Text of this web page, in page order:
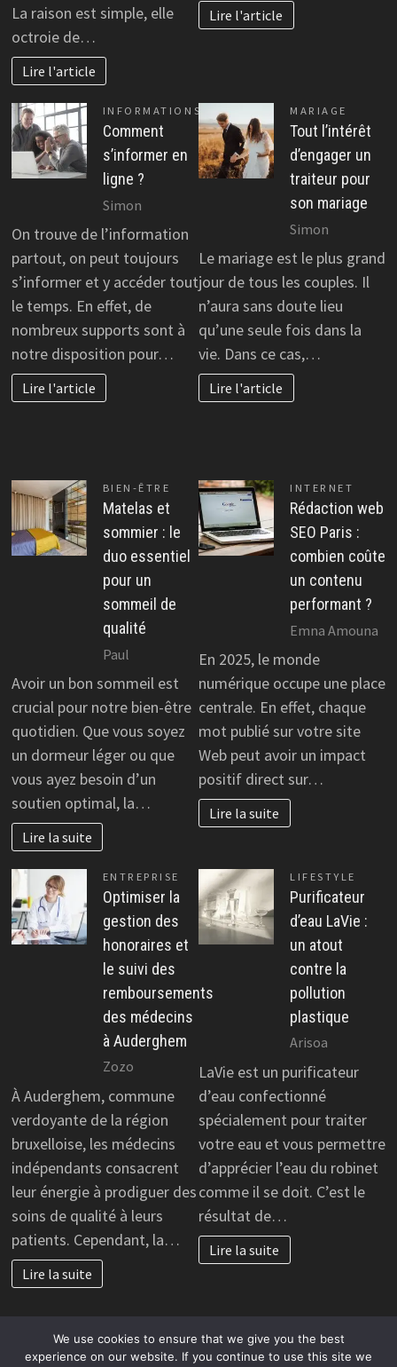
La raison est simple, elle
octroie de…
Lire l'article
Lire l'article
INFORMATIONS
Comment
s’informer en
ligne ?
Simon
On trouve de l’information
partout, on peut toujours
s’informer et y accéder tout
le temps. En effet, de
nombreux supports sont à
notre disposition pour…
Lire l'article
MARIAGE
Tout l’intérêt
d’engager un
traiteur pour
son mariage
Simon
Le mariage est le plus grand
jour de tous les couples. Il
n’aura sans doute lieu
qu’une seule fois dans la
vie. Dans ce cas,…
Lire l'article
BIEN-ÊTRE
Matelas et
sommier : le
duo essentiel
pour un
sommeil de
qualité
Paul
Avoir un bon sommeil est
crucial pour notre bien-être
quotidien. Que vous soyez
un dormeur léger ou que
vous ayez besoin d’un
soutien optimal, la…
Lire la suite
INTERNET
Rédaction web
SEO Paris :
combien coûte
un contenu
performant ?
Emna Amouna
En 2025, le monde
numérique occupe une place
centrale. En effet, chaque
mot publié sur votre site
Web peut avoir un impact
positif direct sur…
Lire la suite
ENTREPRISE
Optimiser la
gestion des
honoraires et
le suivi des
remboursements
des médecins
à Auderghem
Zozo
À Auderghem, commune
verdoyante de la région
bruxelloise, les médecins
indépendants consacrent
leur énergie à prodiguer des
soins de qualité à leurs
patients. Cependant, la…
Lire la suite
LIFESTYLE
Purificateur
d’eau LaVie :
un atout
contre la
pollution
plastique
Arisoa
LaVie est un purificateur
d’eau confectionné
spécialement pour traiter
votre eau et vous permettre
d’apprécier l’eau du robinet
comme il se doit. C’est le
résultat de…
Lire la suite
We use cookies to ensure that we give you the best
experience on our website. If you continue to use this site we